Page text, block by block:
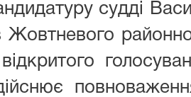
судді
Жовтневого